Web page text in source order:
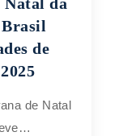
Brasil
de